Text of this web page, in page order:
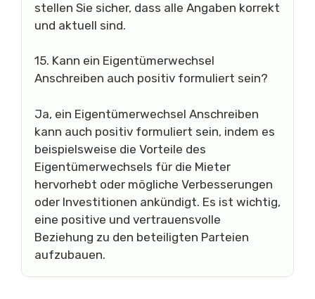
stellen Sie sicher, dass alle Angaben korrekt
und aktuell sind.
15. Kann ein Eigentümerwechsel
Anschreiben auch positiv formuliert sein?
Ja, ein Eigentümerwechsel Anschreiben
kann auch positiv formuliert sein, indem es
beispielsweise die Vorteile des
Eigentümerwechsels für die Mieter
hervorhebt oder mögliche Verbesserungen
oder Investitionen ankündigt. Es ist wichtig,
eine positive und vertrauensvolle
Beziehung zu den beteiligten Parteien
aufzubauen.